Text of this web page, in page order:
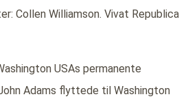
Collen Williamson. Vivat Republica
USAs permanente
Adams flyttede til Washington